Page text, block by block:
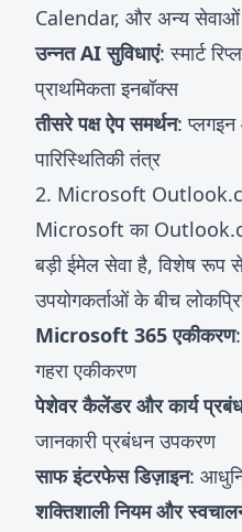
Calendar, और अन्य सेवाओं
उन्नत AI सुविधाएं: स्मार्ट
प्राथमिकता इनबॉक्स
तीसरे पक्ष ऐप समर्थन:
पारिस्थितिकी तंत्र
2. Microsoft
Microsoft का
बड़ी ईमेल सेवा है, विशेष रूप
उपयोगकर्ताओं के बीच
Microsoft 365 एकीकरण
गहरा एकीकरण
पेशेवर कैलेंडर और कार्य
जानकारी प्रबंधन उपकरण
साफ इंटरफेस डिज़ाइन:
शक्तिशाली नियम और